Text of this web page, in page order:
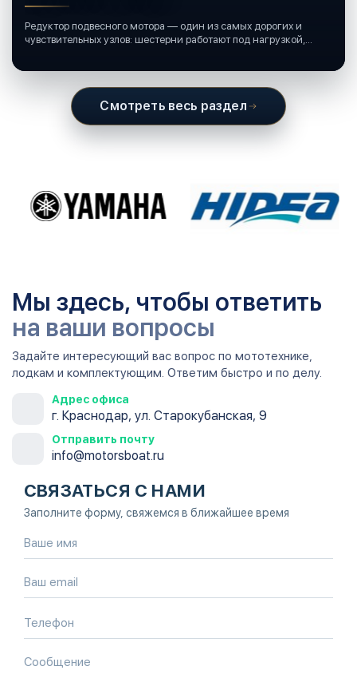
Редуктор подвесного мотора — один из самых дорогих и
чувствительных узлов: шестерни работают под нагрузкой,
Смотреть весь раздел
Мы здесь, чтобы ответить
на ваши вопросы
Задайте интересующий вас вопрос по мототехнике,
лодкам и комплектующим. Ответим быстро и по делу.
Адрес офиса
г. Краснодар, ул. Старокубанская, 9
Отправить почту
info@motorsboat.ru
СВЯЗАТЬСЯ С НАМИ
Заполните форму, свяжемся в ближайшее время